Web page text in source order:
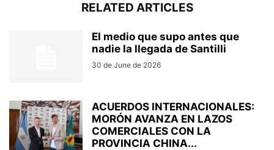
RELATED ARTICLES
El medio que supo antes que
nadie la llegada de Santilli
30 de June de 2026
ACUERDOS INTERNACIONALES:
MORÓN AVANZA EN LAZOS
COMERCIALES CON LA
PROVINCIA CHINA...